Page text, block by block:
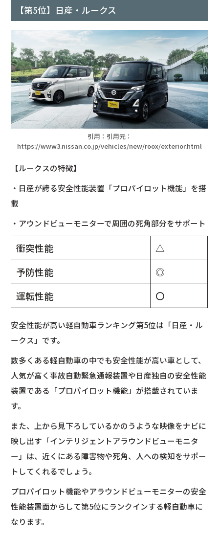
【第5位】日産・ルークス
引用：引用元：
https://www3.nissan.co.jp/vehicles/new/roox/exterior.html
【ルークスの特徴】
・日産が誇る安全性能装置「プロパイロット機能」を搭
載
・アウンドビューモニターで周囲の死角部分をサポート
衝突性能
△
予防性能
◎
運転性能
〇
安全性能が高い軽自動車ランキング第5位は「日産・ル
ークス」です。
数多くある軽自動車の中でも安全性能が高い車として、
人気が高く事故自動緊急通報装置や日産独自の安全性能
装置である「プロパイロット機能」が搭載されていま
す。
また、上から見下ろしているかのうような映像をナビに
映し出す「インテリジェントアラウンドビューモニタ
ー」は、近くにある障害物や死角、人への検知をサポー
トしてくれるでしょう。
プロパイロット機能やアラウンドビューモニターの安全
性能装置面からして第5位にランクインする軽自動車に
なります。